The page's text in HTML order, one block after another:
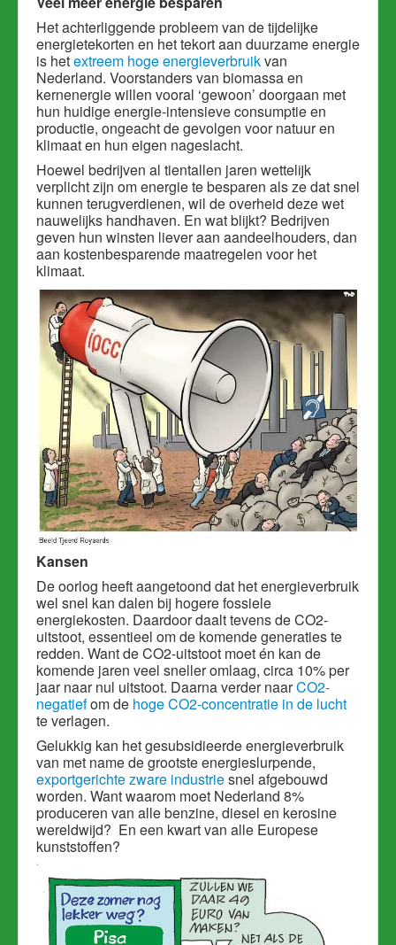
Het achterliggende probleem van de tijdelijke
energietekorten en het tekort aan duurzame energie
is hetextreem hoge energieverbruikvan
Nederland. Voorstanders van biomassa en
kernenergie willen vooral ‘gewoon’ doorgaan met
hun huidige energie-intensieve consumptie en
productie, ongeacht de gevolgen voor natuur en
klimaat en hun eigen nageslacht.
Hoewel bedrijven al tientallen jaren wettelijk
verplicht zijn om energie te besparen als ze dat snel
kunnen terugverdienen, wil de overheid deze wet
nauwelijks handhaven. En wat blijkt? Bedrijven
geven hun winsten liever aan aandeelhouders, dan
aan kostenbesparende maatregelen voor het
klimaat.
Kansen
De oorlog heeft aangetoond dat het energieverbruik
wel snel kan dalen bij hogere fossiele
energiekosten. Daardoor daalt tevens de CO2-
uitstoot, essentieel om de komende generaties te
redden. Want de CO2-uitstoot moet én kan de
komende jaren veel sneller omlaag, circa 10% per
jaar naar nul uitstoot. Daarna verder naarCO2-
negatiefom de hoge CO2-concentratie in de lucht
te verlagen.
Gelukkig kan het gesubsidieerde energieverbruik
van met name de grootste energieslurpende,
exportgerichte zware industriesnel afgebouwd
worden. Want waarom moet Nederland 8%
produceren van alle benzine, diesel en kerosine
wereldwijd? En een kwart van alle Europese
kunststoffen?